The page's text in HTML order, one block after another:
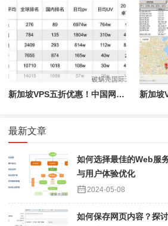
新加坡VPS五折优惠！中国网友关注：速度快到飞起
最新文章
如何选择最佳的Web服
与用户体验优化
2024-05-08
如何保存网页内容？探